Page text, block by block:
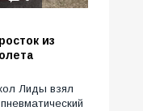
из
Лиды взял